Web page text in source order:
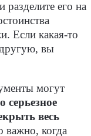
разделите его на
Если какая-то
другую, вы
могут
серьезное
весь
важно, когда